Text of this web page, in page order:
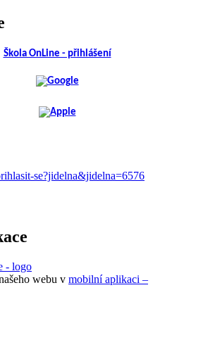
Škola OnLine - přihlášení
se?jidelna&jidelna=6576
webu v mobilní aplikaci –